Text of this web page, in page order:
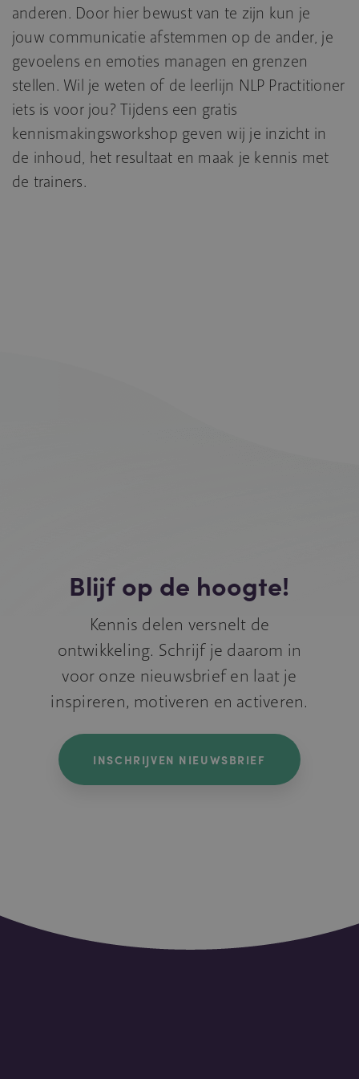
anderen. Door hier bewust van te zijn kun je
jouw communicatie afstemmen op de ander, je
gevoelens en emoties managen en grenzen
stellen. Wil je weten of de leerlijn NLP Practitioner
iets is voor jou? Tijdens een gratis
kennismakingsworkshop geven wij je inzicht in
de inhoud, het resultaat en maak je kennis met
de trainers.
Blijf op de hoogte!
Kennis delen versnelt de
ontwikkeling. Schrijf je daarom in
voor onze nieuwsbrief en laat je
inspireren, motiveren en activeren.
INSCHRIJVEN NIEUWSBRIEF